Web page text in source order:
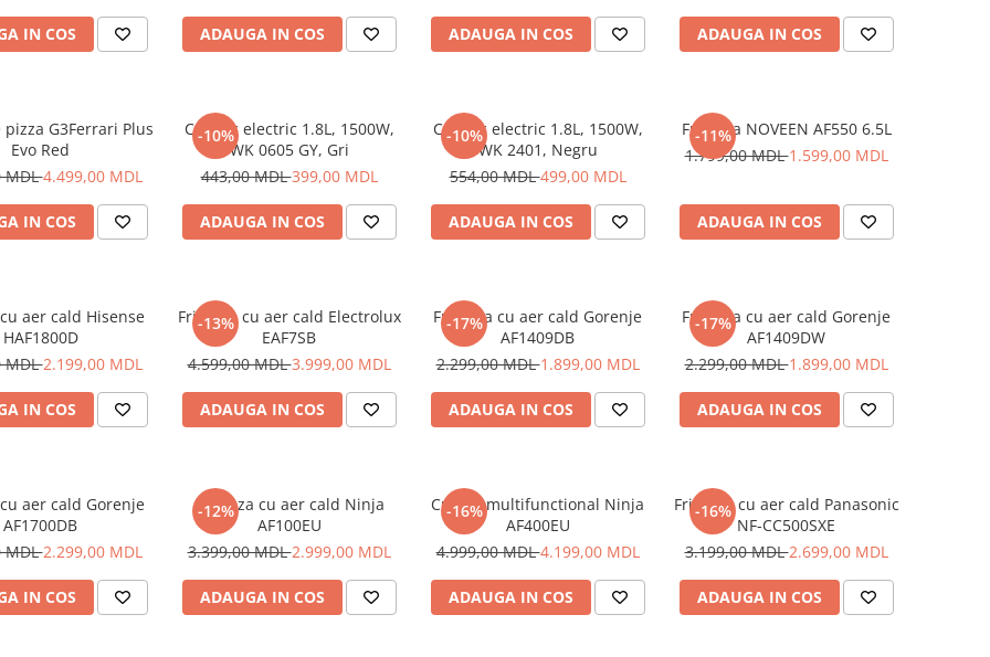
IN COS ADAUGA IN COS ADAUGA IN COS ADAUGA IN COS
G3Ferrari Plus
Evo Red
MDL4.499,00 MDL
IN COS
-10%
Ceainic electric 1.8L, 1500W,
WK 0605 GY, Gri
443,00 MDL399,00 MDL
ADAUGA IN COS
-10%
Ceainic electric 1.8L, 1500W,
WK 2401, Negru
554,00 MDL499,00 MDL
ADAUGA IN COS
-11%
Friteuza NOVEEN AF550 6.5L
1.799,00 MDL1.599,00 MDL
ADAUGA IN COS
aer cald Hisense
HAF1800D
MDL2.199,00 MDL
IN COS
-13%
Friteuza cu aer cald Electrolux
EAF7SB
4.599,00 MDL3.999,00 MDL
ADAUGA IN COS
-17%
Friteuza cu aer cald Gorenje
AF1409DB
2.299,00 MDL1.899,00 MDL
ADAUGA IN COS
-17%
Friteuza cu aer cald Gorenje
AF1409DW
2.299,00 MDL1.899,00 MDL
ADAUGA IN COS
aer cald Gorenje
AF1700DB
MDL2.299,00 MDL
IN COS
-12%
Friteuza cu aer cald Ninja
AF100EU
3.399,00 MDL2.999,00 MDL
ADAUGA IN COS
-16%
Cuptor multifunctional Ninja
AF400EU
4.999,00 MDL4.199,00 MDL
ADAUGA IN COS
-16%
Friteuza cu aer cald Panasonic
NF-CC500SXE
3.199,00 MDL2.699,00 MDL
ADAUGA IN COS